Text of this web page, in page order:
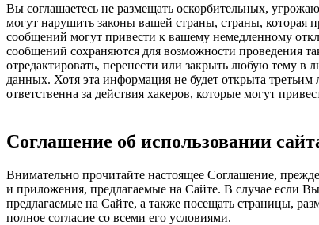
Вы соглашаетесь не размещать оскорбительных,
могут нарушить законы вашей страны, страны, которая
сообщений могут привести к вашему немедленному
сообщений сохраняются для возможности проведения
отредактировать, перенести или закрыть любую тему в
данных. Хотя эта информация не будет открыта
ответственна за действия хакеров, которые могут
Соглашение об использовании
Внимательно прочитайте настоящее Соглашение,
и приложения, предлагаемые на Сайте. В случае если
предлагаемые на Сайте, а также посещать страницы,
полное согласие со всеми его условиями.